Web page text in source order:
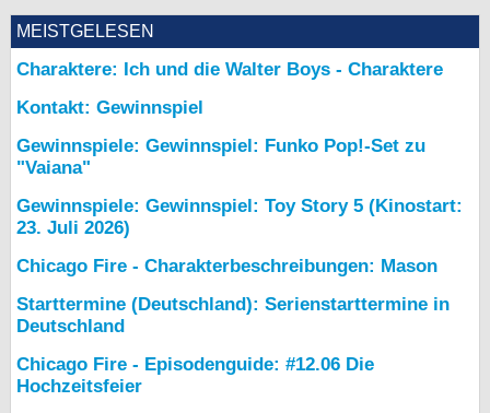
MEISTGELESEN
Charaktere: Ich und die Walter Boys - Charaktere
Kontakt: Gewinnspiel
Gewinnspiele: Gewinnspiel: Funko Pop!-Set zu
"Vaiana"
Gewinnspiele: Gewinnspiel: Toy Story 5 (Kinostart:
23. Juli 2026)
Chicago Fire - Charakterbeschreibungen: Mason
Starttermine (Deutschland): Serienstarttermine in
Deutschland
Chicago Fire - Episodenguide: #12.06 Die
Hochzeitsfeier